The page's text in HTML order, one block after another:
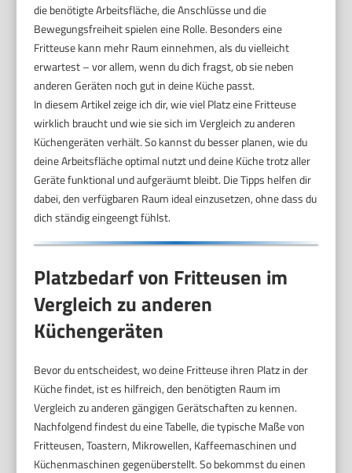
die benötigte Arbeitsfläche, die Anschlüsse und die
Bewegungsfreiheit spielen eine Rolle. Besonders eine
Fritteuse kann mehr Raum einnehmen, als du vielleicht
erwartest – vor allem, wenn du dich fragst, ob sie neben
anderen Geräten noch gut in deine Küche passt.
In diesem Artikel zeige ich dir, wie viel Platz eine Fritteuse
wirklich braucht und wie sie sich im Vergleich zu anderen
Küchengeräten verhält. So kannst du besser planen, wie du
deine Arbeitsfläche optimal nutzt und deine Küche trotz aller
Geräte funktional und aufgeräumt bleibt. Die Tipps helfen dir
dabei, den verfügbaren Raum ideal einzusetzen, ohne dass du
dich ständig eingeengt fühlst.
Platzbedarf von Fritteusen im
Vergleich zu anderen
Küchengeräten
Bevor du entscheidest, wo deine Fritteuse ihren Platz in der
Küche findet, ist es hilfreich, den benötigten Raum im
Vergleich zu anderen gängigen Gerätschaften zu kennen.
Nachfolgend findest du eine Tabelle, die typische Maße von
Fritteusen, Toastern, Mikrowellen, Kaffeemaschinen und
Küchenmaschinen gegenüberstellt. So bekommst du einen